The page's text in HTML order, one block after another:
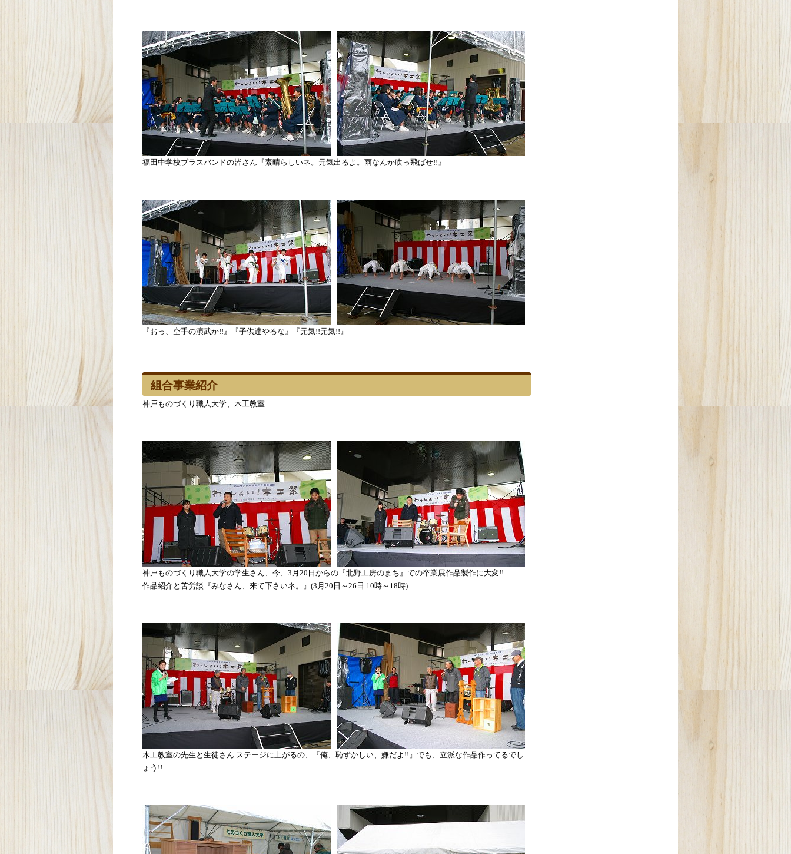
福田中学校ブラスバンドの皆さん『素晴らしいネ。元気出るよ。雨なんか吹っ飛ばせ!!』
『おっ、空手の演武か!!』『子供達やるな』『元気!!元気!!』
組合事業紹介
神戸ものづくり職人大学、木工教室
神戸ものづくり職人大学の学生さん、今、3月20日からの『北野工房のまち』での卒業展作品製作に大変!!
作品紹介と苦労談『みなさん、来て下さいネ。』(3月20日～26日 10時～18時)
木工教室の先生と生徒さん ステージに上がるの、『俺、恥ずかしい、嫌だよ!!』でも、立派な作品作ってるでし
ょう!!